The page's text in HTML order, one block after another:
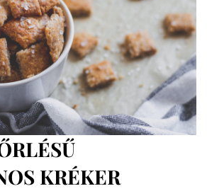
KRÉKER